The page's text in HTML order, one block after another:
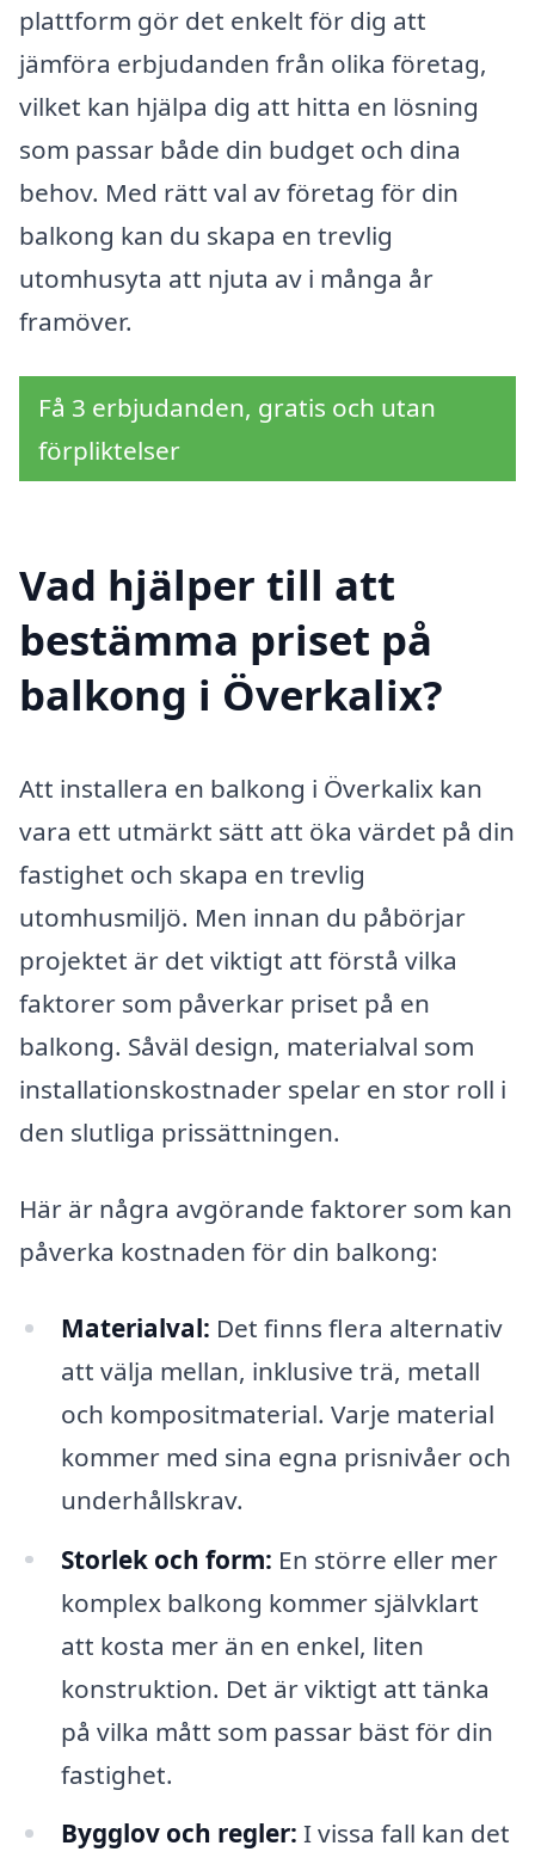
plattform gör det enkelt för dig att
jämföra erbjudanden från olika företag,
vilket kan hjälpa dig att hitta en lösning
som passar både din budget och dina
behov. Med rätt val av företag för din
balkong kan du skapa en trevlig
utomhusyta att njuta av i många år
framöver.
Få 3 erbjudanden, gratis och utan
förpliktelser
Vad hjälper till att
bestämma priset på
balkong i Överkalix?
Att installera en balkong i Överkalix kan
vara ett utmärkt sätt att öka värdet på din
fastighet och skapa en trevlig
utomhusmiljö. Men innan du påbörjar
projektet är det viktigt att förstå vilka
faktorer som påverkar priset på en
balkong. Såväl design, materialval som
installationskostnader spelar en stor roll i
den slutliga prissättningen.
Här är några avgörande faktorer som kan
påverka kostnaden för din balkong:
Materialval: Det finns flera alternativ
att välja mellan, inklusive trä, metall
och kompositmaterial. Varje material
kommer med sina egna prisnivåer och
underhållskrav.
Storlek och form: En större eller mer
komplex balkong kommer självklart
att kosta mer än en enkel, liten
konstruktion. Det är viktigt att tänka
på vilka mått som passar bäst för din
fastighet.
Bygglov och regler: I vissa fall kan det